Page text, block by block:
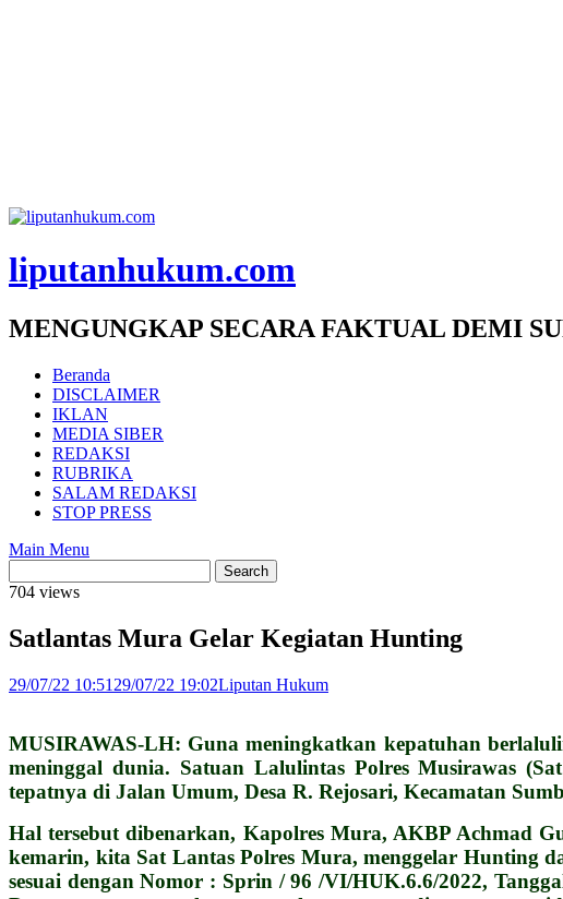
liputanhukum.com
MENGUNGKAP SECARA FAKTUAL DEMI
Beranda
DISCLAIMER
IKLAN
MEDIA SIBER
REDAKSI
RUBRIKA
SALAM REDAKSI
STOP PRESS
Main Menu
704 views
Satlantas Mura Gelar Kegiatan Hunting
29/07/22 10:51 29/07/22 19:02Liputan Hukum
MUSIRAWAS-LH: Guna meningkatkan kepatuhan
meninggal dunia. Satuan Lalulintas Polres Musirawas
tepatnya di Jalan Umum, Desa R. Rejosari, Kecamatan
Hal tersebut dibenarkan, Kapolres Mura, AKBP Achmad
kemarin, kita Sat Lantas Polres Mura, menggelar Hunting
sesuai dengan Nomor : Sprin / 96 /VI/HUK.6.6/2022,